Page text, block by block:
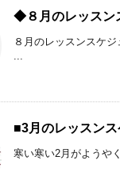
◆８月のレッスン
８月のレッスンスケ
...
■3月のレッスンス
寒い寒い2月がようや